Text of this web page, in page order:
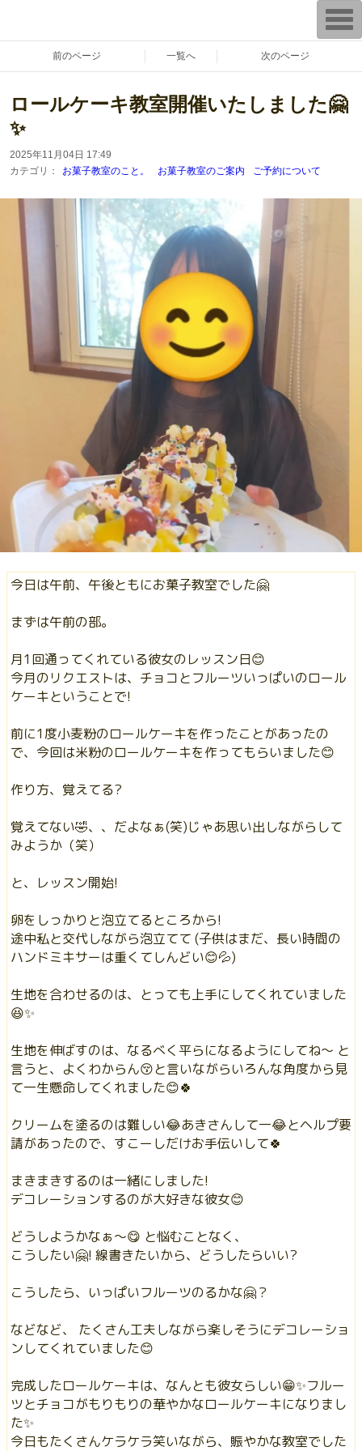
ツ協会
前のページ 一覧へ 次のページ
ロールケーキ教室開催いたしました🤗
✨
2025年11月04日 17:49
カテゴリ：
お菓子教室のこと。 お菓子教室のご案内 ご予約について
今日は午前、午後ともにお菓子教室でした🤗
まずは午前の部。
月1回通ってくれている彼女のレッスン日😊
今月のリクエストは、チョコとフルーツいっぱいのロール
ケーキということで!
前に1度小麦粉のロールケーキを作ったことがあったの
で、今回は米粉のロールケーキを作ってもらいました😊
作り方、覚えてる?
覚えてない🤣、、だよなぁ(笑)じゃあ思い出しながらして
みようか（笑）
と、レッスン開始!
卵をしっかりと泡立てるところから!
途中私と交代しながら泡立てて (子供はまだ、長い時間の
ハンドミキサーは重くてしんどい😊💦)
生地を合わせるのは、とっても上手にしてくれていました
😆✨
生地を伸ばすのは、なるべく平らになるようにしてね〜 と
言うと、よくわからん😚と言いながらいろんな角度から見
て一生懸命してくれました😊🍀
クリームを塗るのは難しい😂あきさんして一😂とヘルプ要
請があったので、すこーしだけお手伝いして🍀
まきまきするのは一緒にしました!
デコレーションするのが大好きな彼女😊
どうしようかなぁ〜😋 と悩むことなく、
こうしたい🤗! 線書きたいから、どうしたらいい?
こうしたら、いっぱいフルーツのるかな🤗？
などなど、 たくさん工夫しながら楽しそうにデコレーショ
ンしてくれていました😊
完成したロールケーキは、なんとも彼女らしい😁✨フルー
ツとチョコがもりもりの華やかなロールケーキになりまし
た✨
今日もたくさんケラケラ笑いながら、賑やかな教室でした
T
o
g
e
a
v
n